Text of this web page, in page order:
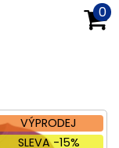
0
VÝPRODEJ
SLEVA -15%